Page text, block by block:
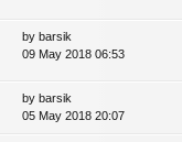
by barsik
09 May 2018 06:53
by barsik
05 May 2018 20:07